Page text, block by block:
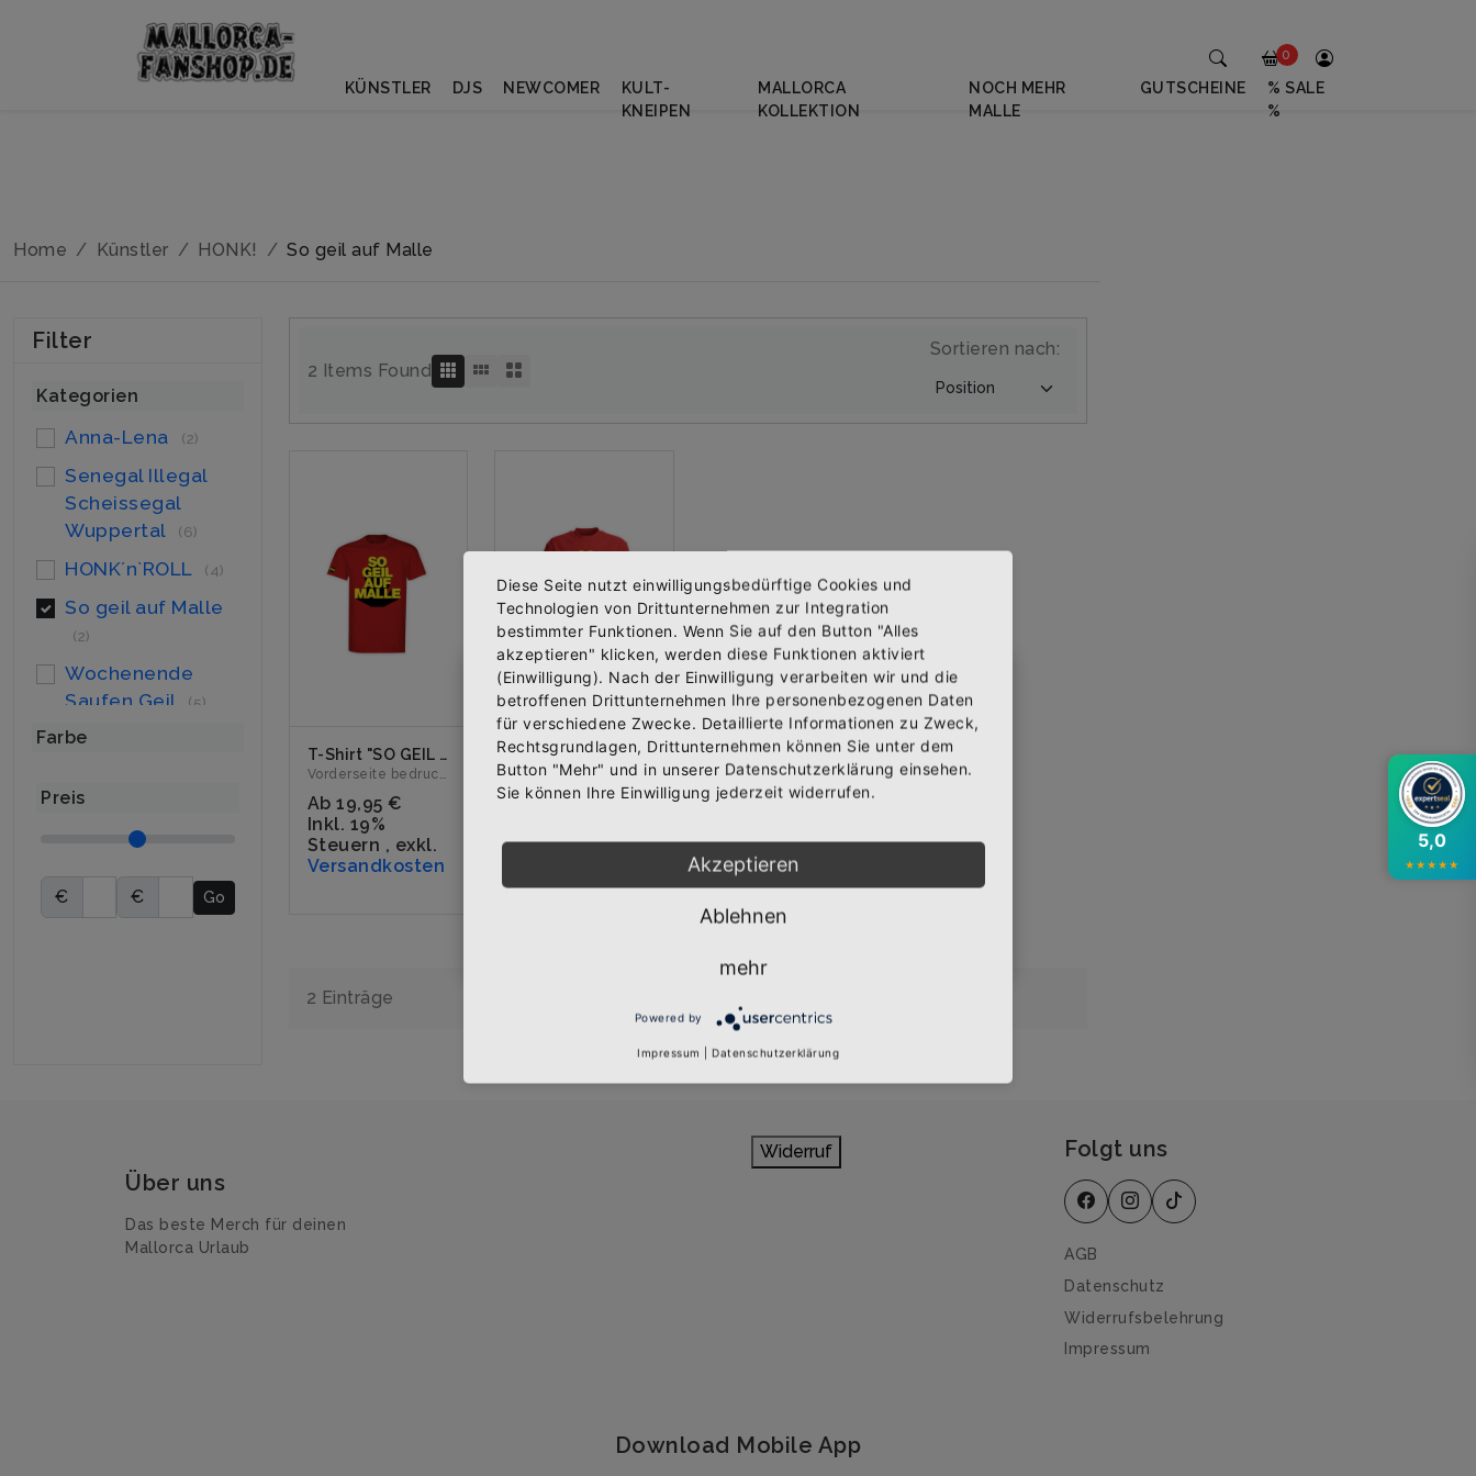
Home Künstler HONK! So geil auf Malle
Filter
Kategorien
Anna-Lena (2)
Senegal Illegal
Scheissegal
Wuppertal
(6)
HONK´n`ROLL (4)
So geil auf Malle
(2)
Wochenende
Saufen Geil
(5)
Bier Schnaps Korn
HONK! Cloud
Letztes Hemd
Farbe
Preis
€ € Go
2 Items Found
Sortieren nach:
T-Shirt "SO GEIL AUF MALLE" rot
Vorderseite bedruckt mit dem Logo "SO GEIL AUF MALLE". Erh�...
Ab 19,95 €
Inkl. 19%
Steuern , exkl.
Versandkosten
Sweat-Shirt "SO GEIL AUF MALLE"
Vorderseite bedruckt mit dem Logo "SO GEIL AUF MALLE". Erh�...
29,95 €
Steuern,exkl.
2 Einträge
Über uns
Das beste Merch für deinen
Mallorca Urlaub
Widerruf Folgt uns
AGB
Datenschutz
Widerrufsbelehrung
Impressum
Download Mobile App
Abonniere jetzt unseren Newsletter
Bekomme die aktuellsten News über neue Produkte und
zudem einen 10% Gutschein für deine nächste
Bestellung.
Abonnieren
0
KÜNSTLER DJS NEWCOMER
KULT-
KNEIPEN
MALLORCA
KOLLEKTION
NOCH MEHR
MALLE
GUTSCHEINE
% SALE
%
Diese Seite nutzt einwilligungsbedürftige Cookies und
Technologien von Drittunternehmen zur Integration
bestimmter Funktionen. Wenn Sie auf den Button "Alles
akzeptieren" klicken, werden diese Funktionen aktiviert
(Einwilligung). Nach der Einwilligung verarbeiten wir und die
betroffenen Drittunternehmen Ihre personenbezogenen Daten
für verschiedene Zwecke. Detaillierte Informationen zu Zweck,
Rechtsgrundlagen, Drittunternehmen können Sie unter dem
Button "Mehr" und in unserer Datenschutzerklärung einsehen.
Sie können Ihre Einwilligung jederzeit widerrufen.
Akzeptieren
Ablehnen
mehr
Powered by
Impressum Datenschutzerklärung
5,0
★★★★★